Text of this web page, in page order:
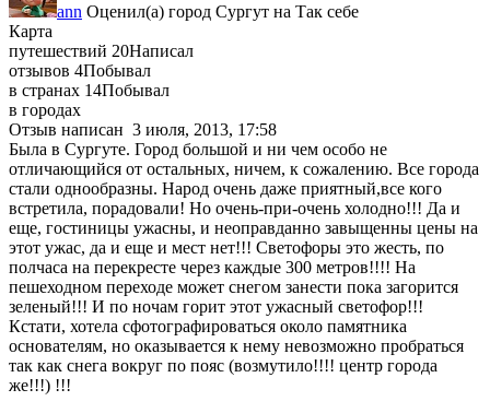
ann Оценил(а) город Сургут на Так себе
Карта
путешествий 20Написал
отзывов 4Побывал
в странах 14Побывал
в городах
Отзыв написан 3 июля, 2013, 17:58
Была в Сургуте. Город большой и ни чем особо не
отличающийся от остальных, ничем, к сожалению. Все города
стали однообразны. Народ очень даже приятный,все кого
встретила, порадовали! Но очень-при-очень холодно!!! Да и
еще, гостиницы ужасны, и неоправданно завыщенны цены на
этот ужас, да и еще и мест нет!!! Светофоры это жесть, по
полчаса на перекресте через каждые 300 метров!!!! На
пешеходном переходе может снегом занести пока загорится
зеленый!!! И по ночам горит этот ужасный светофор!!!
Кстати, хотела сфотографироваться около памятника
основателям, но оказывается к нему невозможно пробраться
так как снега вокруг по пояс (возмутило!!!! центр города
же!!!) !!!